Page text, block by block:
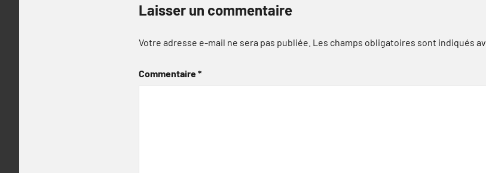
Laisser un commentaire
Votre adresse e-mail ne sera pas publiée. Les champs obligatoires sont indiqués
Commentaire*